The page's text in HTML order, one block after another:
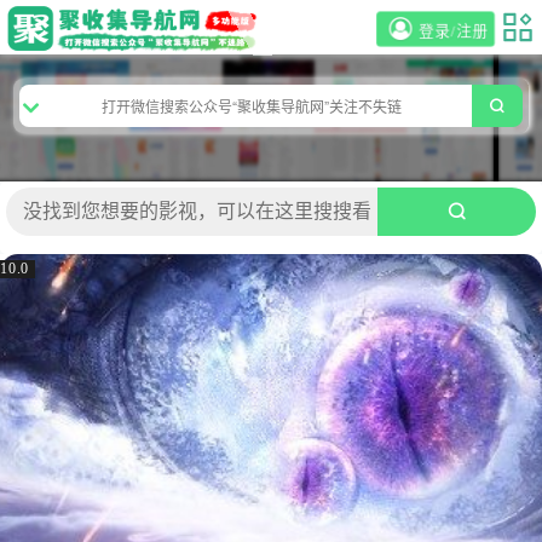
登录/注册
10.0